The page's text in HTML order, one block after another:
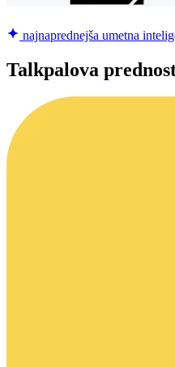
najnaprednejša umetna
Talkpalova